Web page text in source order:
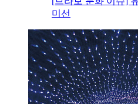
미선